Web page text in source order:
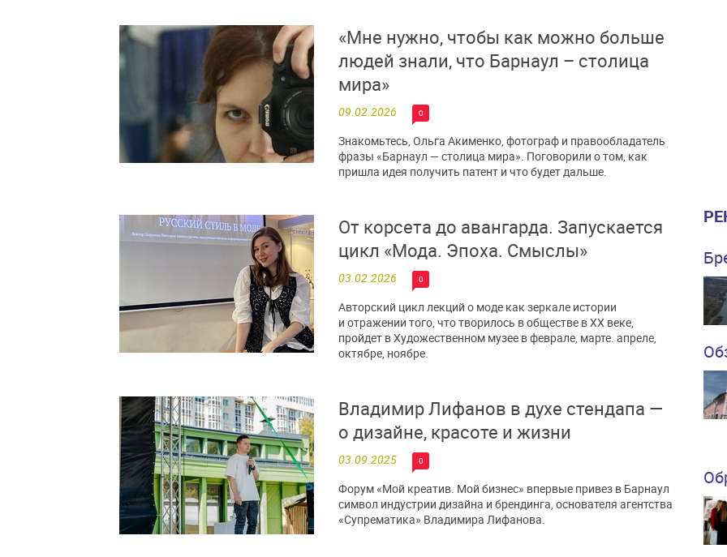
«Мне нужно, чтобы как можно больше
людей знали, что Барнаул – столица
мира»
09.02.2026 0
Знакомьтесь, Ольга Акименко, фотограф и правообладатель
фразы «Барнаул — столица мира». Поговорили о том, как
пришла идея получить патент и что будет дальше.
От корсета до авангарда. Запускается
цикл «Мода. Эпоха. Смыслы»
03.02.2026 0
Авторский цикл лекций о моде как зеркале истории
и отражении того, что творилось в обществе в XX веке,
пройдет в Художественном музее в феврале, марте. апреле,
октябре, ноябре.
Владимир Лифанов в духе стендапа —
о дизайне, красоте и жизни
03.09.2025 0
Форум «Мой креатив. Мой бизнес» впервые привез в Барнаул
символ индустрии дизайна и брендинга, основателя агентства
«Супрематика» Владимира Лифанова.